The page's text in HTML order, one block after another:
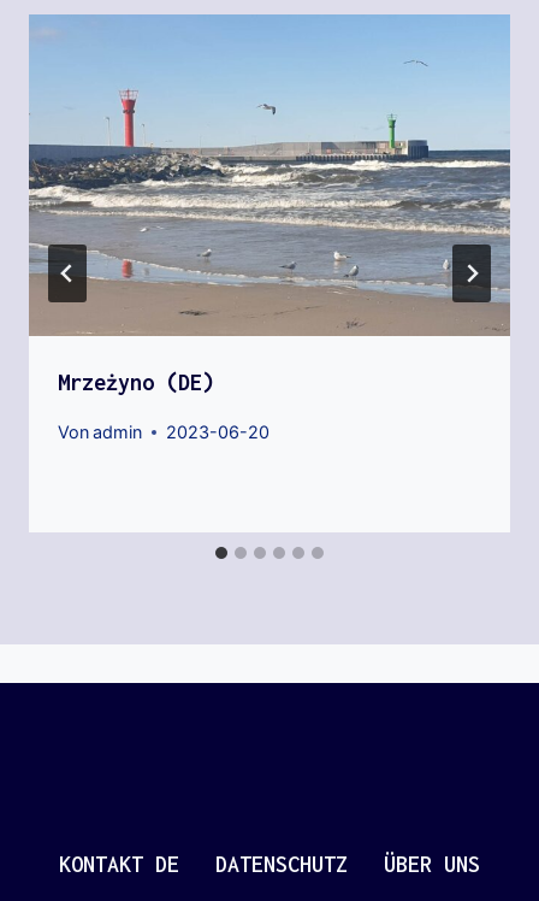
Mrzeżyno (DE)
Vonadmin 2023-06-20
KONTAKT DE DATENSCHUTZ ÜBER UNS